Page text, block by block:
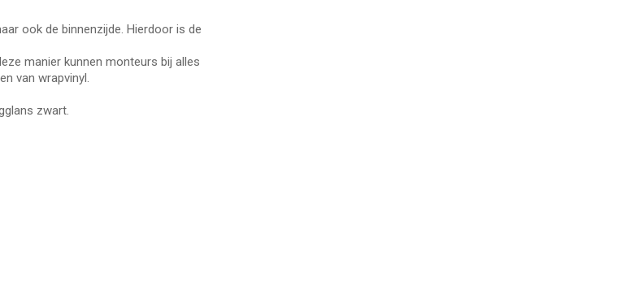
ook de binnenzijde. Hierdoor is de
manier kunnen monteurs bij alles
van wrapvinyl.
zwart.